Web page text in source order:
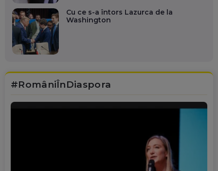
Cu ce s-a întors Lazurca de la
Washington
#RomâniÎnDiaspora